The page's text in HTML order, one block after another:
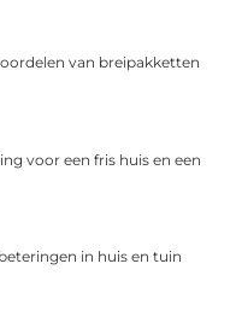
van breipakketten
voor een fris huis en een
in huis en tuin